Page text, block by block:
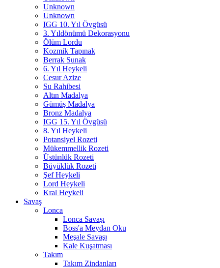
Unknown
Unknown
IGG 10. Yıl Övgüsü
3. Yıldönümü Dekorasyonu
Ölüm Lordu
Kozmik Tapınak
Berrak Sunak
6. Yıl Heykeli
Cesur Azize
Su Rahibesi
Altın Madalya
Gümüş Madalya
Bronz Madalya
IGG 15. Yıl Övgüsü
8. Yıl Heykeli
Potansiyel Rozeti
Mükemmellik Rozeti
Üstünlük Rozeti
Büyüklük Rozeti
Şef Heykeli
Lord Heykeli
Kral Heykeli
Savaş
Lonca
Lonca Savaşı
Boss'a Meydan Oku
Meşale Savaşı
Kale Kuşatması
Takım
Takım Zindanları